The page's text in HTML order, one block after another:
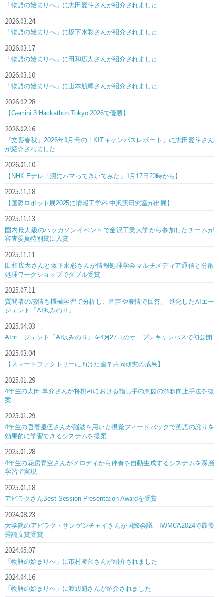
「物語の始まりへ」に志田愛斗さんが紹介されました
2026.03.24
「物語の始まりへ」に坂下水彩さんが紹介されました
2026.03.17
「物語の始まりへ」に田和広大さんが紹介されました
2026.03.10
「物語の始まりへ」に山本航輝さんが紹介されました
2026.02.28
【Gemini 3 Hackathon Tokyo 2026で優勝】
2026.02.16
『文藝春秋』2026年3月号の「KITキャンパスレポート」に志田愛斗さん
が紹介されました
2026.01.10
【NHK Eテレ「沼にハマってきいてみた」1月17日20時から】
2025.11.18
【国際ロボット展2025に情報工学科 中沢実研究室が出展】
2025.11.13
国内最大級のハッカソンイベントで金沢工業大学から参加したチームが
審査委員特別賞に入賞
2025.11.11
田和広大さんと坂下水彩さんが情報処理学会マルチメディア通信と分散
処理ワークショップでダブル受賞
2025.07.11
質問者の感情も機械学習で分析し、音声や表情で回答。 進化したAIエー
ジェント「AI沢みのり」
2025.04.03
AIエージェント「AI沢みのり」を4月27日のオープンキャンパスで初公開
2025.03.04
【スマートファクトリーに向けた産学共同研究の成果】
2025.01.29
4年生の大田 皐介さんが将棋AIにおける指し手の意図の解釈向上手法を提
案
2025.01.29
4年生の吾妻慶伍さんが脳波を用いた視覚フィードバックで英語の訛りを
効果的に学習できるシステムを提案
2025.01.28
4年生の花房青空さんがメロディから伴奏を自動生成するシステムを深層
学習で実現
2025.01.18
アピラクさんBest Session Presentation Awardを受賞
2024.08.23
大学院のアピラク・サンゲンチャイさんが国際会議 IWMCA2024で最優
秀論文賞受賞
2024.05.07
「物語の始まりへ」に市村凌久さんが紹介されました
2024.04.16
「物語の始まりへ」に渡辺魁さんが紹介されました